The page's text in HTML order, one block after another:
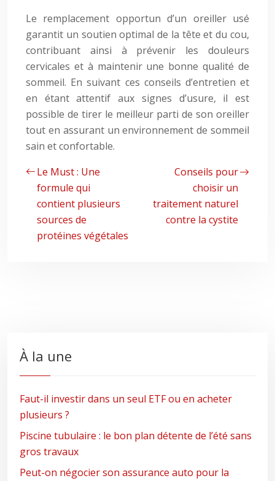
Le remplacement opportun d’un oreiller usé
garantit un soutien optimal de la tête et du cou,
contribuant ainsi à prévenir les douleurs
cervicales et à maintenir une bonne qualité de
sommeil. En suivant ces conseils d’entretien et
en étant attentif aux signes d’usure, il est
possible de tirer le meilleur parti de son oreiller
tout en assurant un environnement de sommeil
sain et confortable.
Le Must : Une
formule qui
contient plusieurs
sources de
protéines végétales
Conseils pour
choisir un
traitement naturel
contre la cystite
À la une
Faut-il investir dans un seul ETF ou en acheter
plusieurs ?
Piscine tubulaire : le bon plan détente de l’été sans
gros travaux
Peut-on négocier son assurance auto pour la